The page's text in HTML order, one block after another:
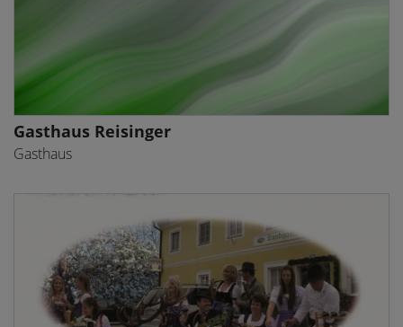
Gasthaus Reisinger
Gasthaus